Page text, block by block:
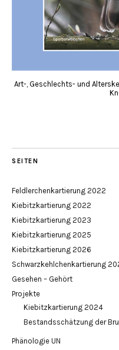
Art-, Geschlechts- und
SEITEN
Feldlerchenkartierung 2022
Kiebitzkartierung 2022
Kiebitzkartierung 2023
Kiebitzkartierung 2025
Kiebitzkartierung 2026
Schwarzkehlchenkartierung
Gesehen – Gehört
Projekte
Kiebitzkartierung 2024
Bestandsschätzung der
Phänologie UN